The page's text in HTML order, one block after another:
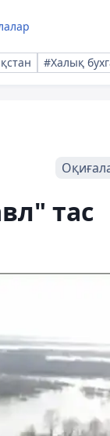
#Халық
тас